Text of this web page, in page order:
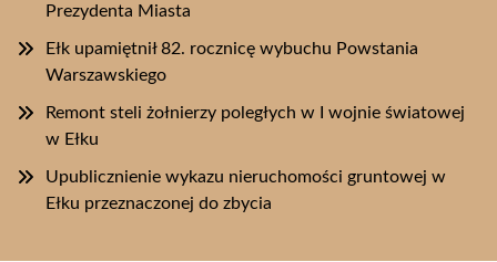
Prezydenta Miasta
Ełk upamiętnił 82. rocznicę wybuchu Powstania
Warszawskiego
Remont steli żołnierzy poległych w I wojnie światowej
w Ełku
Upublicznienie wykazu nieruchomości gruntowej w
Ełku przeznaczonej do zbycia